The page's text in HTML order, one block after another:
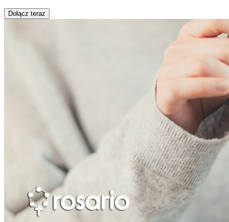
Dołącz teraz